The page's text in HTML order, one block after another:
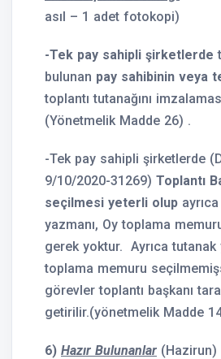
asıl – 1 adet fotokopi)
-Tek pay sahipli şirketlerde
bulunan pay sahibinin veya
toplantı tutanağını
(Yönetmelik Madde 26) .
-Tek pay sahipli şirketlerde
9/10/2020-31269) Toplantı
seçilmesi yeterli olup
yazmanı, Oy toplama
gerek yoktur. Ayrıca tutanak
toplama memuru
görevler toplantı başkanı
getirilir.(yönetmelik Madde
6) Hazır Bulunanlar